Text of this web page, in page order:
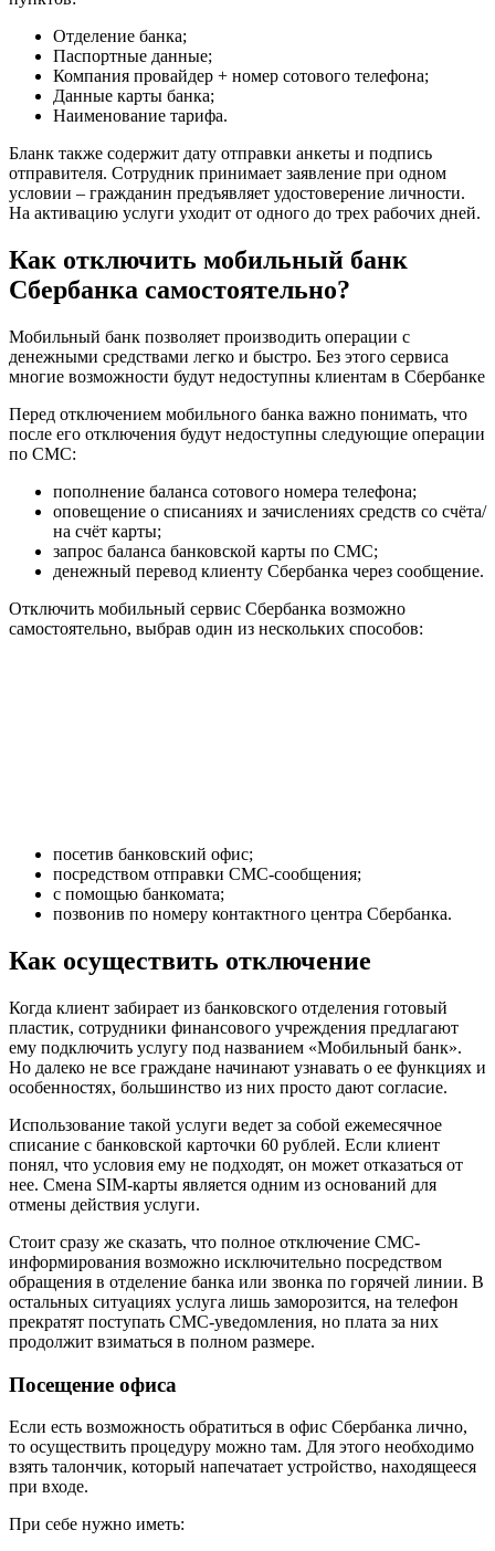
Отделение банка;
Паспортные данные;
Компания провайдер + номер сотового телефона;
Данные карты банка;
Наименование тарифа.
Бланк также содержит дату отправки анкеты и подпись
отправителя. Сотрудник принимает заявление при одном
условии – гражданин предъявляет удостоверение личности.
На активацию услуги уходит от одного до трех рабочих дней.
Как отключить мобильный банк
Сбербанка самостоятельно?
Мобильный банк позволяет производить операции с
денежными средствами легко и быстро. Без этого сервиса
многие возможности будут недоступны клиентам в Сбербанке
Перед отключением мобильного банка важно понимать, что
после его отключения будут недоступны следующие операции
по СМС:
пополнение баланса сотового номера телефона;
оповещение о списаниях и зачислениях средств со счёта/
на счёт карты;
запрос баланса банковской карты по СМС;
денежный перевод клиенту Сбербанка через сообщение.
Отключить мобильный сервис Сбербанка возможно
самостоятельно, выбрав один из нескольких способов:
посетив банковский офис;
посредством отправки СМС-сообщения;
с помощью банкомата;
позвонив по номеру контактного центра Сбербанка.
Как осуществить отключение
Когда клиент забирает из банковского отделения готовый
пластик, сотрудники финансового учреждения предлагают
ему подключить услугу под названием «Мобильный банк».
Но далеко не все граждане начинают узнавать о ее функциях и
особенностях, большинство из них просто дают согласие.
Использование такой услуги ведет за собой ежемесячное
списание с банковской карточки 60 рублей. Если клиент
понял, что условия ему не подходят, он может отказаться от
нее. Смена SIM-карты является одним из оснований для
отмены действия услуги.
Стоит сразу же сказать, что полное отключение СМС-
информирования возможно исключительно посредством
обращения в отделение банка или звонка по горячей линии. В
остальных ситуациях услуга лишь заморозится, на телефон
прекратят поступать СМС-уведомления, но плата за них
продолжит взиматься в полном размере.
Посещение офиса
Если есть возможность обратиться в офис Сбербанка лично,
то осуществить процедуру можно там. Для этого необходимо
взять талончик, который напечатает устройство, находящееся
при входе.
При себе нужно иметь: